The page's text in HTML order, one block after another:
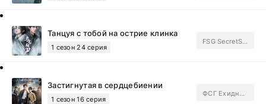
Танцуя с тобой на острие клинка
1 сезон 24 серия
FSG SecretStory.Subtitles
Застигнутая в сердцебиении
1 сезон 16 серия
ФСГ Ехидные дорамщицы.Subtitles